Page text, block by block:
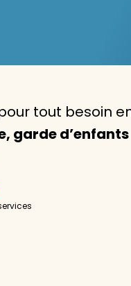
votre logement, la
d’un parent, nos
gratuit
tout besoin
garde d’enfants